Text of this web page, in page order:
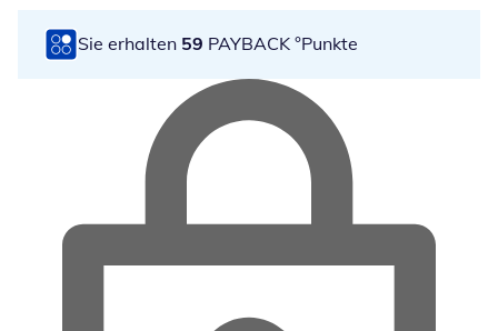
Sie erhalten 59 PAYBACK °Punkte